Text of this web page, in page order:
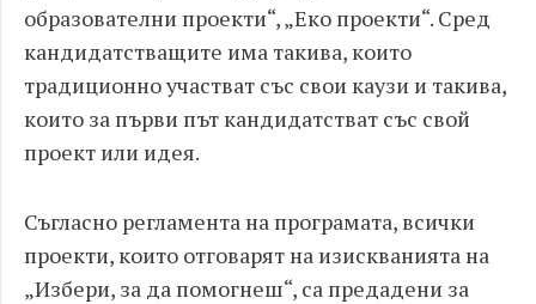
образователни проекти“, „Еко проекти“. Сред
кандидатстващите има такива, които
традиционно участват със свои каузи и такива,
които за първи път кандидатстват със свой
проект или идея.
Съгласно регламента на програмата, всички
проекти, които отговарят на изискванията на
„Избери, за да помогнеш“, са предадени за